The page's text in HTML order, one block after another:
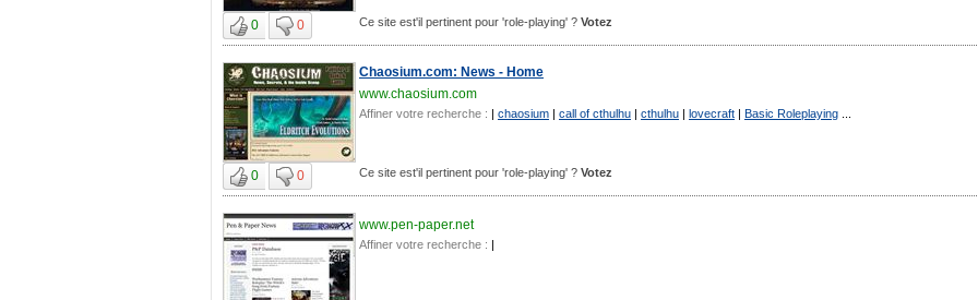
0 0 Ce site est'il pertinent pour 'role-playing' ? Votez
Chaosium.com: News - Home
www.chaosium.com
Affiner votre recherche : | chaosium | call of cthulhu | cthulhu | lovecraft | Basic Roleplaying
0 0 Ce site est'il pertinent pour 'role-playing' ? Votez
www.pen-paper.net
Affiner votre recherche : |